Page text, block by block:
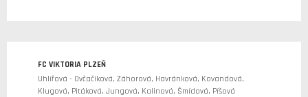
FC VIKTORIA PLZEŇ
Uhlířová - Ovčačíková, Záhorová, Havránková, Kovandová,
Klugová, Pitáková, Jungová, Kalinová, Šmídová, Píšová